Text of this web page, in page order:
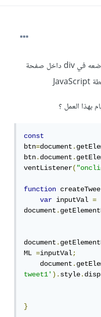
أريد أخذ النص المدخل في input و وضعه في div داخل صفحة
بهذا العمل ؟
const
btn=document.
btn.document.
ventListener(
function
var inputVal =
document.
document.
ML =inputVal;
    document
.
tweet1').style.
}